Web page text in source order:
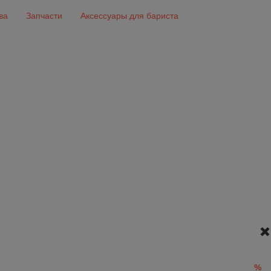
Запчасти Аксессуары для бариста
%